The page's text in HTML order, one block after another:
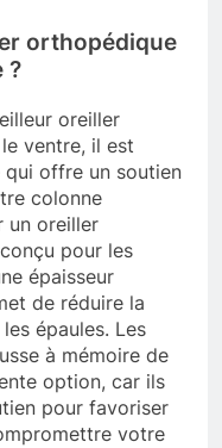
orthopédique
?
oreiller
ventre, il est
qui offre un soutien
colonne
un oreiller
pour les
épaisseur
de réduire la
épaules. Les
à mémoire de
option, car ils
pour favoriser
votre